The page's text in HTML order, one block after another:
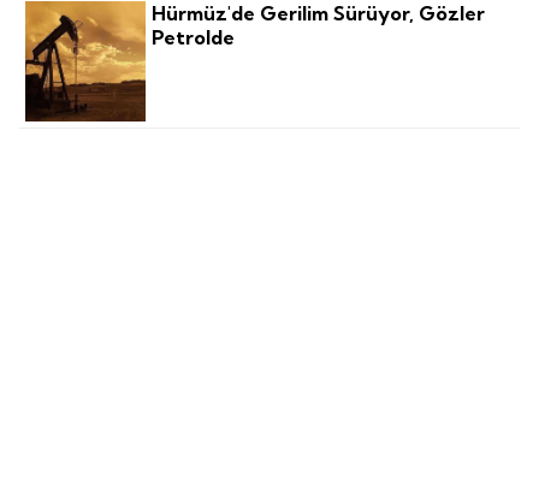
Hürmüz'de Gerilim Sürüyor, Gözler
Petrolde